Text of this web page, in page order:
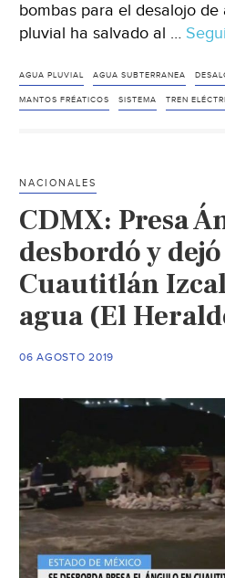
bombas para el desalojo
pluvial ha salvado al …
AGUA PLUVIAL AGUA SUBTERRANEA
MANTOS FRÉATICOS SISTEMA TREN
NACIONALES
CDMX: Presa
desbordó y
Cuautitlán
agua (El
06 AGOSTO 2019